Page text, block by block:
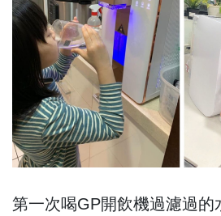
第一次喝GP開飲機過濾過的